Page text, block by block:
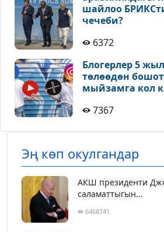
шайлоо
чечеби?
6372
Блогерлер 5
төлөөдөн
мыйзамга кол
7367
Эң көп окулгандар
АКШ президенти
саламаттыгын...
6468741